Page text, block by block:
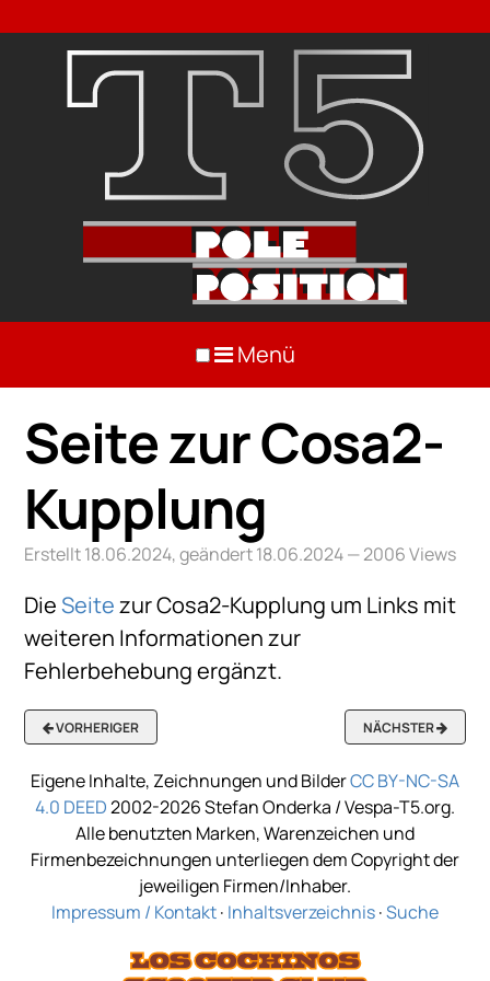
Menü
Seite zur Cosa2-
Kupplung
Erstellt 18.06.2024, geändert 18.06.2024— 2006 Views
DieSeitezur Cosa2-Kupplung um Links mit
weiteren Informationen zur
Fehlerbehebung ergänzt.
VORHERIGER NÄCHSTER
Eigene Inhalte, Zeichnungen und BilderCC BY-NC-SA
4.0 DEED2002-2026 Stefan Onderka / Vespa-T5.org.
Alle benutzten Marken, Warenzeichen und
Firmenbezeichnungen unterliegen dem Copyright der
jeweiligen Firmen/Inhaber.
Impressum / Kontakt· Inhaltsverzeichnis·Suche